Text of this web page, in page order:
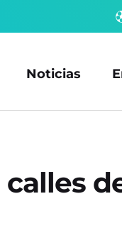
Noticias